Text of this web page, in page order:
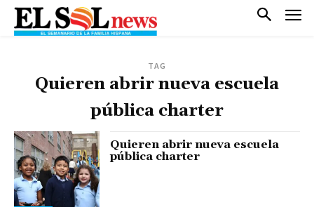
TAG
Quieren abrir nueva escuela
pública charter
Quieren abrir nueva escuela
pública charter